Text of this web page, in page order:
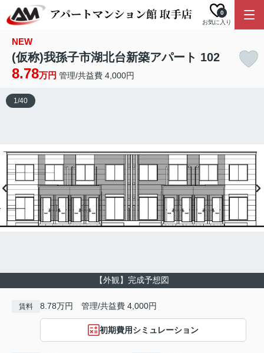
お気に入り
0
NEW
(仮称)我孫子市湖北台新築アパート 102
8.78万円 管理/共益費 4,000円
【外観】完成予想図
1/40
賃料 8.78万円 管理/共益費 4,000円
初期費用シミュレーション